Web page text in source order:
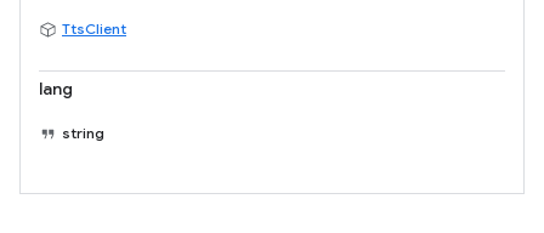
TtsClient
lang
string